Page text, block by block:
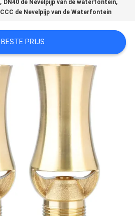
DN40 de Nevelpijp van de waterfontein
CCC de Nevelpijp van de Waterfontein
BESTE PRIJS